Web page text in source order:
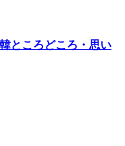
ところどころ・思い